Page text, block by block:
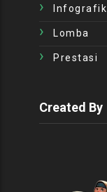
Infografik
Lomba
Prestasi
Created By